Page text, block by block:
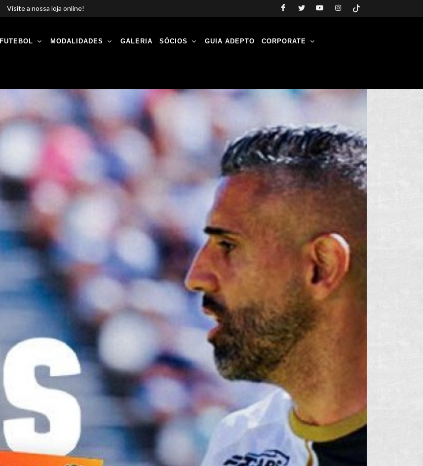
Visite a nossa loja online!
FUTEBOL MODALIDADES GALERIA SÓCIOS GUIA ADEPTO CORPORATE